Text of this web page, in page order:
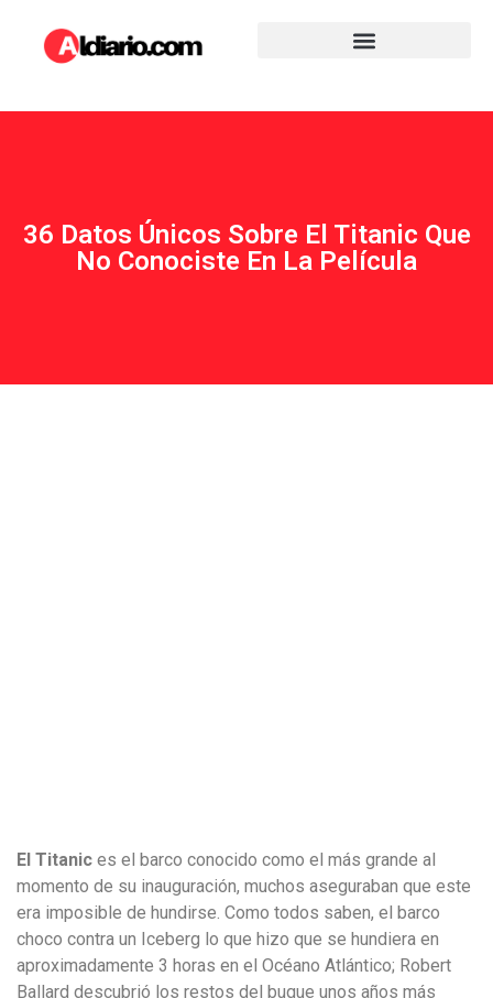
36 Datos Únicos Sobre El Titanic Que
No Conociste En La Película
El Titanic es el barco conocido como el más grande al
momento de su inauguración, muchos aseguraban que este
era imposible de hundirse. Como todos saben, el barco
choco contra un Iceberg lo que hizo que se hundiera en
aproximadamente 3 horas en el Océano Atlántico; Robert
Ballard descubrió los restos del buque unos años más